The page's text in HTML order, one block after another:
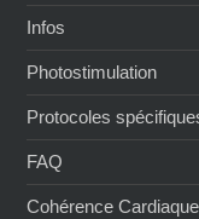
Infos
Photostimulation
Protocoles
FAQ
Cohérence